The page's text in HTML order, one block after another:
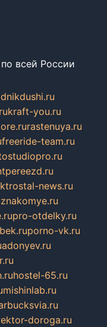
всей России
kraft-you.ru
rastenuya.ru
freeride-team.ru
news.ru
pro-otdelky.ru
porno-vk.ru
adonyev.ru
hostel-65.ru
mishinlab.ru
doroga.ru